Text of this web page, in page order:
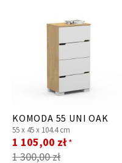
KOMODA 55 UNI OAK
55 x 45 x 104.4 cm
1 300,00 zł
Cena
promocyjna
1 105,00 zł *